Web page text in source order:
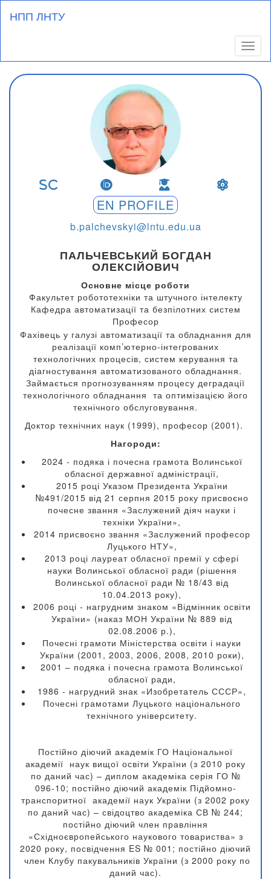
НПП ЛНТУ
ПАЛЬЧЕВСЬКИЙ БОГДАН
ОЛЕКСІЙОВИЧ
Основне місце роботи
Факультет робототехніки та штучного інтелекту
Кафедра автоматизації та безпілотних систем
Професор
b.palchevskyi@lntu.edu.ua
EN PROFILE
Фахівець у галузі автоматизації та обладнання для
реалізації комп’ютерно-інтегрованих
технологічних процесів, систем керування та
діагностування автоматизованого обладнання.
Займається прогнозуванням процесу деградації
технологічного обладнання та оптимізацією його
технічного обслуговування.
Доктор технічних наук (1999), професор (2001).
Нагороди:
2024 - подяка і почесна грамота Волинської
обласної державної адміністрації,
2015 році Указом Президента України
№491/2015 від 21 серпня 2015 року присвоєно
почесне звання «Заслужений діяч науки і
техніки України»,
2014 присвоєно звання «Заслужений професор
Луцького НТУ»,
2013 році лауреат обласної премії у сфері
науки Волинської обласної ради (рішення
Волинської обласної ради № 18/43 від
10.04.2013 року),
2006 році - нагрудним знаком «Відмінник освіти
України» (наказ МОН України № 889 від
02.08.2006 р.),
Почесні грамоти Міністерства освіти і науки
України (2001, 2003, 2006, 2008, 2010 роки),
2001 – подяка і почесна грамота Волинської
обласної ради,
1986 - нагрудний знак «Изобретатель СССР»,
Почесні грамотами Луцького національного
технічного університету.
Постійно діючий академік ГО Національної
академії наук вищої освіти України (з 2010 року
по даний час) – диплом академіка серія ГО №
096-10; постійно діючий академік Підйомно-
транспоритної академії наук України (з 2002 року
по даний час) – свідоцтво академіка СВ № 244;
постійно діючий член правління
«Східноєвропейського наукового товариства» з
2020 року, посвідчення ES № 001; постійно діючий
член Клубу пакувальників України (з 2000 року по
даний час).